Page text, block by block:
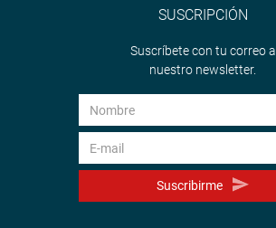
SUSCRIPCIÓN
Suscríbete con tu correo a
nuestro newsletter.
Suscribirme